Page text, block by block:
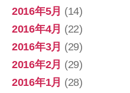
2016年5月 (14)
2016年4月 (22)
2016年3月 (29)
2016年2月 (29)
2016年1月 (28)